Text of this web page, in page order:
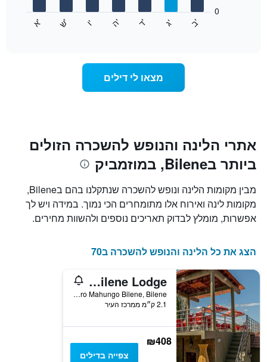
התרשים
כולל
1
ציר
המציגים
את
ימי
כולל
ציר
Y
המציג
את
מחיר
הממוצע
של
חדר
ב
' ג
' ד
' ה
' ו
' ש
' א
'
0
מצאו לי דילים
אתרי הלינה והנופש להשכרה הזולים
ביותר בBilene, במוזמביק
מבין מקומות הלינה ונופש להשכרה שנתקלנו בהם בBilene,
מקומות לינה ואירוח אלו מתומחרים הכי נמוך. במידה ויש לך
אפשרות, מומלץ לבדוק תאריכים נוספים ולהשוות מחירים.
הצג את כל הלינה והנופש להשכרה ב70
Ossanzaia Bilene Lodge
Bairro Mahungo Bilene, Bilene, מוזמביק
2.1 ק״מ ממרכז העיר
₪408
צפייה בדילים